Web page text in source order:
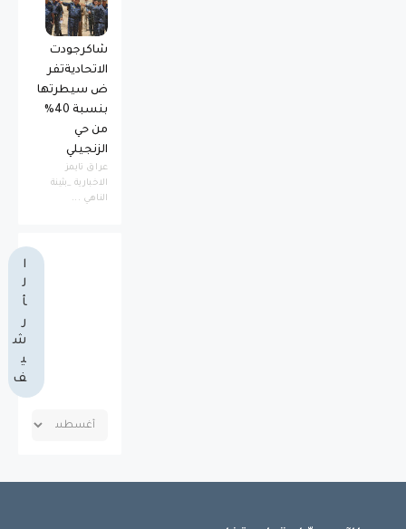
شاكرجودت
الاتحاديةتفر
ض سيطرتها
بنسبة 40%
من حي
الزنجيلي
عراق تايمز
الاخبارية _بثينة
الناهي ...
ا
ل
أ
ر
ش
ي
ف